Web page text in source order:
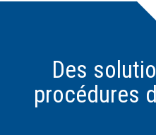
Des
procédures